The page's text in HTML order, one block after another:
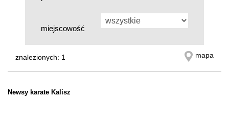
miejscowość
znalezionych: 1 mapa
Newsy karate Kalisz